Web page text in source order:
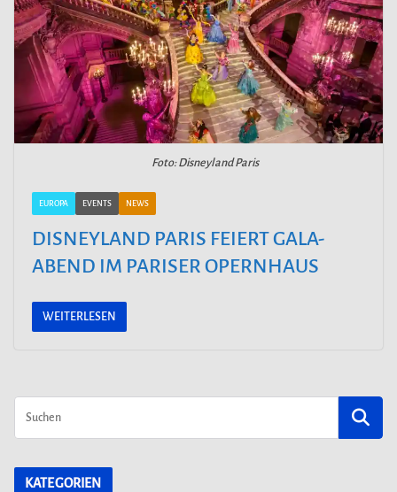
Foto: Disneyland Paris
EUROPA EVENTS NEWS
DISNEYLAND PARIS FEIERT GALA-
ABEND IM PARISER OPERNHAUS
WEITERLESEN
KATEGORIEN